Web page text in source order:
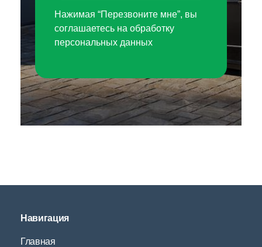
Нажимая “Перезвоните мне”, вы
соглашаетесь на обработку
персональных данных
Навигация
Главная